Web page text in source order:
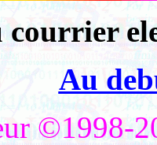
courrier
Au
©1998-